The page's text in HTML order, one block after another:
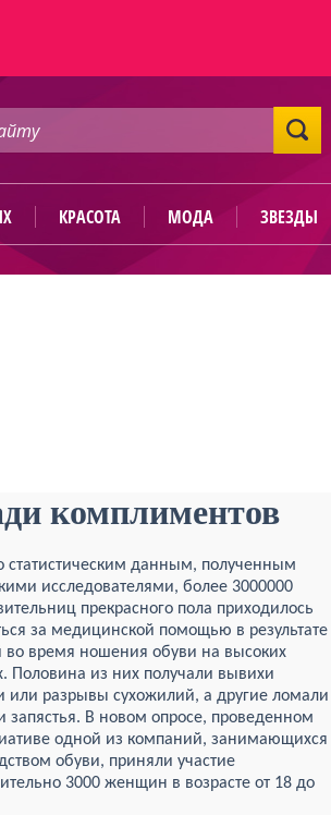
КРАСОТА МОДА ЗВЕЗДЫ
комплиментов
статистическим данным, полученным
исследователями, более 3000000
прекрасного пола приходилось
за медицинской помощью в результате
во время ношения обуви на высоких
Половина из них получали вывихи
или разрывы сухожилий, а другие ломали
запястья. В новом опросе, проведенном
одной из компаний, занимающихся
обуви, приняли участие
3000 женщин в возрасте от 18 до